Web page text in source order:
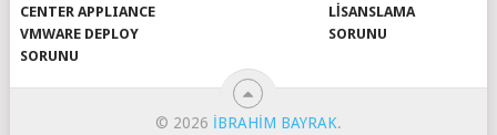
CENTER APPLIANCE
VMWARE DEPLOY
SORUNU
LISANSLAMA
SORUNU
© 2026 IBRAHIM BAYRAK.